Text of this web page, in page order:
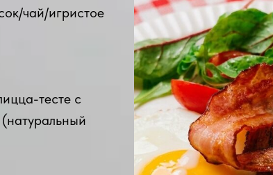
чай/игристое
тесте с